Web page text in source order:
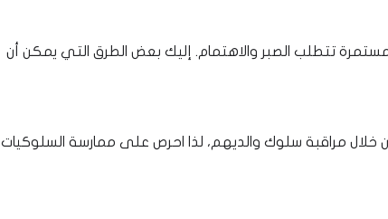
تتطلب الصبر والاهتمام. إليك بعض الطرق التي يمكن أن
مراقبة سلوك والديهم، لذا احرص على ممارسة السلوكيات